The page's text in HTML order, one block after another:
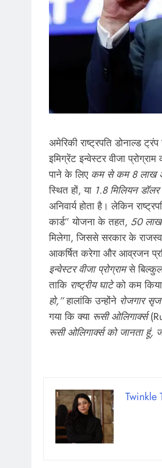
अमेरिकी राष्ट्रपति डोनाल्ड
इमिग्रेंट इन्वेस्टर वीजा
पाने के लिए कम से कम 8 लाख
स्थित हों, या 1.8 मिलियन डॉलर
अनिवार्य होता है। लेकिन
कार्ड” योजना के तहत, 50 लाख
मिलेगा, जिससे सरकार के राजस्व
आकर्षित करेगा और आव्रजन
इन्वेस्टर वीजा प्रोग्रामसे
ताकि राष्ट्रीय घाटेको कम
हो,”हालांकि उन्होंने रोजगार
गया कि क्या रूसी ओलिगार्क्स
रूसी ओलिगार्क्स को जानता हूं,
Twinkle